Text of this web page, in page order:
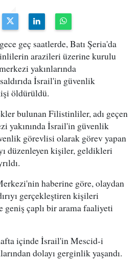
geç saatlerde, Batı Şeria'da
arazileri üzerine kurulu
yakınlarında
İsrail'in güvenlik
öldürüldü.
bulunan Filistinliler, adı geçen
yakınında İsrail'in güvenlik
görevlisi olarak görev yapan
düzenleyen kişiler, geldikleri
haberine göre, olaydan
gerçekleştiren kişileri
geniş çaplı bir arama faaliyeti
içinde İsrail'in Mescid-i
dolayı gerginlik yaşandı.